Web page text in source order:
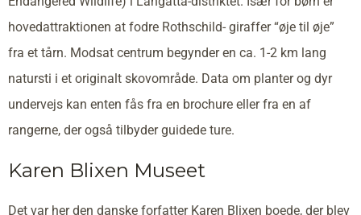
hovedattraktionen at fodre Rothschild- giraffer “øje til øje”
fra et tårn. Modsat centrum begynder en ca. 1-2 km lang
natursti i et originalt skovområde. Data om planter og dyr
undervejs kan enten fås fra en brochure eller fra en af
rangerne, der også tilbyder guidede ture.
Karen Blixen Museet
Det var her den danske forfatter Karen Blixen boede, der blev